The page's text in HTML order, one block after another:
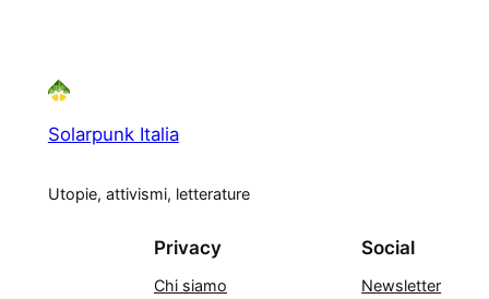
Solarpunk Italia
Utopie, attivismi, letterature
Privacy
Chi siamo
Social
Newsletter